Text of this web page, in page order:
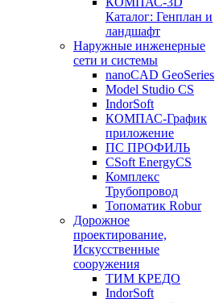
Каталог: Генплан и
ландшафт
Наружные инженерные
сети и системы
nanoCAD GeoSeries
Model Studio CS
IndorSoft
КОМПАС-График
приложение
ПС ПРОФИЛЬ
CSoft EnergyCS
Комплекс
Трубопровод
Топоматик Robur
Дорожное
проектирование,
Искусственные
сооружения
ТИМ КРЕДО
IndorSoft